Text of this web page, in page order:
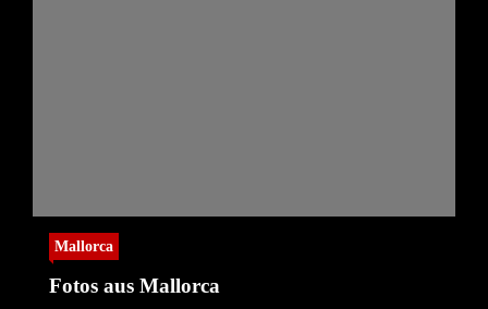
Mallorca
Fotos aus Mallorca